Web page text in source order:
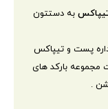
به دستتون
اداره پست و تیپاکس
مجموعه بارکد های
.